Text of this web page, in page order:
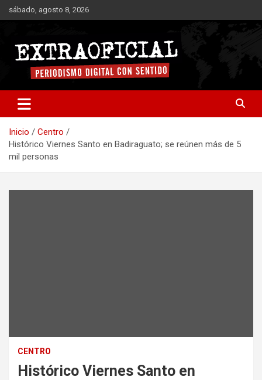
Saltar
al
sábado, agosto 8, 2026
Extraoficial
Inicio
Centro
Histórico Viernes Santo en Badiraguato; se reúnen más de 5
mil personas
CENTRO
Histórico Viernes Santo en